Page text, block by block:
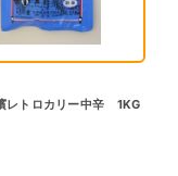
トロカリー中辛 1KG